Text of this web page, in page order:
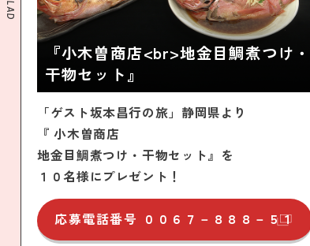
『小木曽商店<br>地金目鯛煮つけ・
干物セット』
「ゲスト坂本昌行の旅」静岡県より
『 小木曽商店
地金目鯛煮つけ・干物セット』を
１０名様にプレゼント！
応募電話番号 ００６７－８８８－５１